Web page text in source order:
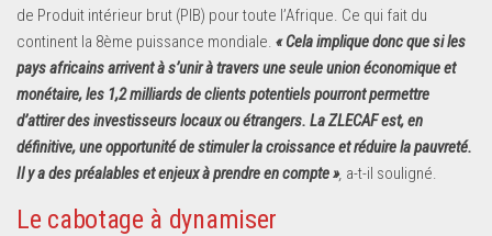
de Produit intérieur brut (PIB) pour toute l’Afrique. Ce qui fait du
continent la 8ème puissance mondiale. « Cela implique donc que si les
pays africains arrivent à s’unir à travers une seule union économique et
monétaire, les 1,2 milliards de clients potentiels pourront permettre
d’attirer des investisseurs locaux ou étrangers. La ZLECAF est, en
définitive, une opportunité de stimuler la croissance et réduire la pauvreté.
Il y a des préalables et enjeux à prendre en compte », a-t-il souligné.
Le cabotage à dynamiser